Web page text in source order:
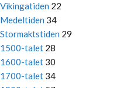
Vikingatiden 22
Medeltiden 34
Stormaktstiden 29
1500-talet 28
1600-talet 30
1700-talet 34